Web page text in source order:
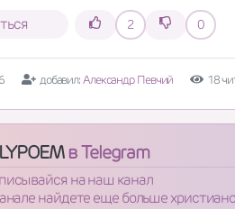
2 0
добавил:Александр Певчий 18
в Telegram
на наш канал
найдете еще больше